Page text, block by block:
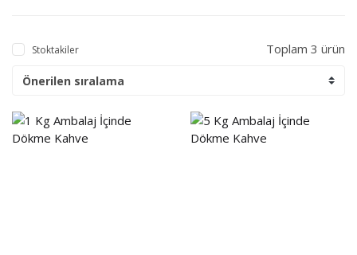
Stoktakiler Toplam 3 ürün